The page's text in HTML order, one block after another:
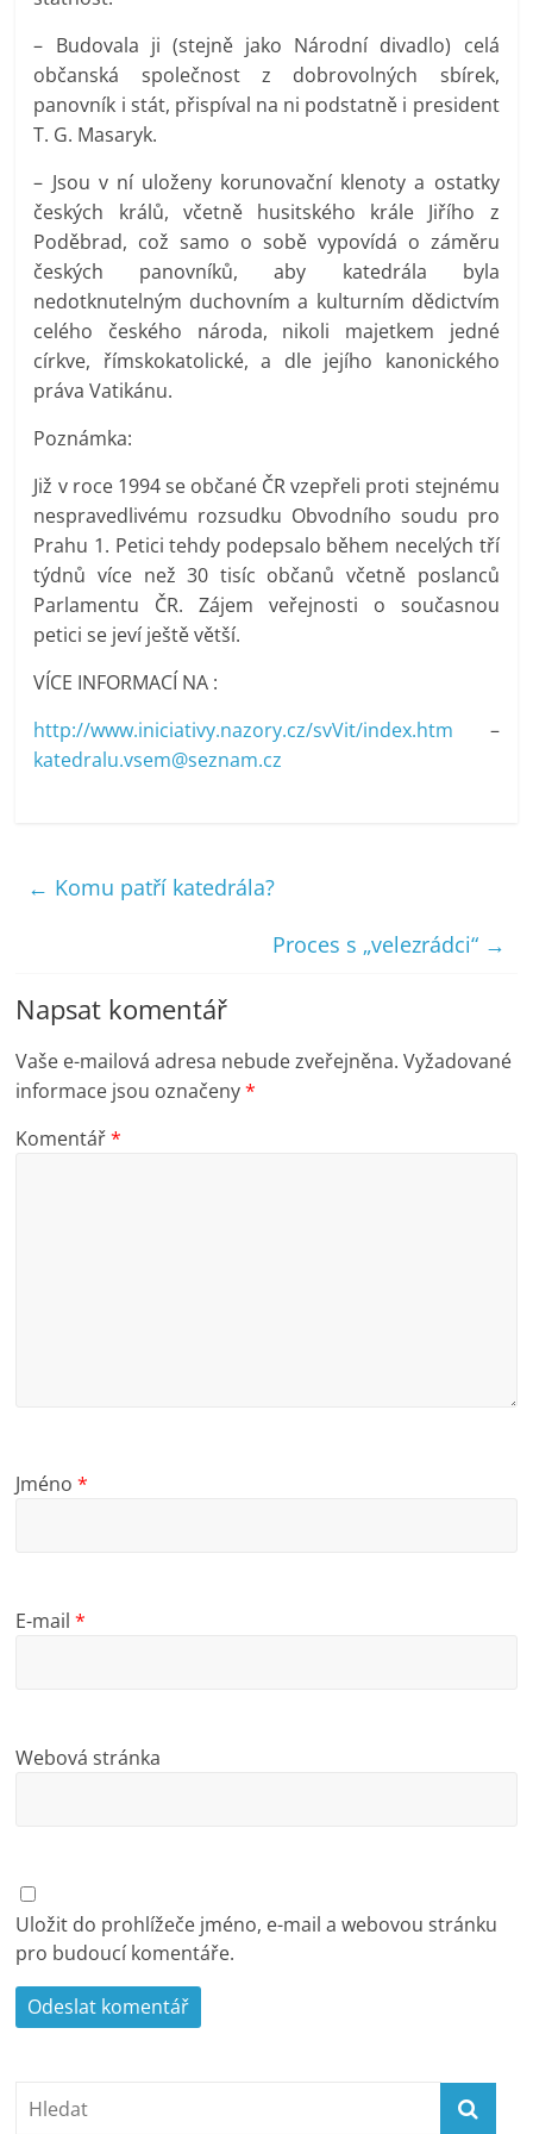
– Budovala ji (stejně jako Národní divadlo) celá
občanská společnost z dobrovolných sbírek,
panovník i stát, přispíval na ni podstatně i president
T. G. Masaryk.
– Jsou v ní uloženy korunovační klenoty a ostatky
českých králů, včetně husitského krále Jiřího z
Poděbrad, což samo o sobě vypovídá o záměru
českých panovníků, aby katedrála byla
nedotknutelným duchovním a kulturním dědictvím
celého českého národa, nikoli majetkem jedné
církve, římskokatolické, a dle jejího kanonického
práva Vatikánu.
Poznámka:
Již v roce 1994 se občané ČR vzepřeli proti stejnému
nespravedlivému rozsudku Obvodního soudu pro
Prahu 1. Petici tehdy podepsalo během necelých tří
týdnů více než 30 tisíc občanů včetně poslanců
Parlamentu ČR. Zájem veřejnosti o současnou
petici se jeví ještě větší.
VÍCE INFORMACÍ NA :
http://www.iniciativy.nazory.cz/svVit/index.htm –
katedralu.vsem@seznam.cz
← Komu patří katedrála?
Proces s „velezrádci“ →
Napsat komentář
Vaše e-mailová adresa nebude zveřejněna. Vyžadované
informace jsou označeny*
Komentář*
Jméno*
E-mail*
Webová stránka
Uložit do prohlížeče jméno, e-mail a webovou stránku
pro budoucí komentáře.